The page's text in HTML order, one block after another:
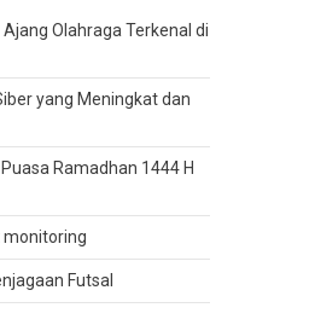
Olahraga Terkenal di
yang Meningkat dan
Ramadhan 1444 H
Futsal